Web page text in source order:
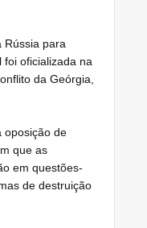
Rússia para
oficializada na
da Geórgia,
oposição de
que as
em questões-
de destruição